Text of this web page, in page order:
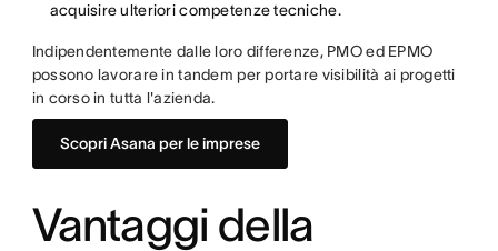
acquisire ulteriori competenze tecniche.
Indipendentemente dalle loro differenze, PMO ed EPMO
possono lavorare in tandem per portare visibilità ai progetti
in corso in tutta l'azienda.
Scopri Asana per le imprese
Vantaggi della